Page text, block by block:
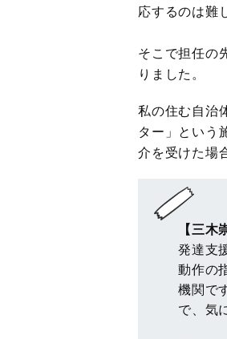
応するのは難
そこで担任の
りました。
私の住む自治
ター」という
介を受けた場
【三木
発達支
動作の
機関で
で、気